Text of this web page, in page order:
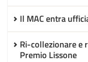
Il MAC entra
Ri-collezionare e
Premio Lissone